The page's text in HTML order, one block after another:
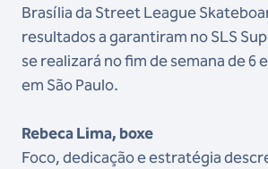
Brasília da Street League
resultados a garantiram no SLS
se realizará no fim de semana de 6
em São Paulo.
Rebeca Lima, boxe
Foco, dedicação e estratégia